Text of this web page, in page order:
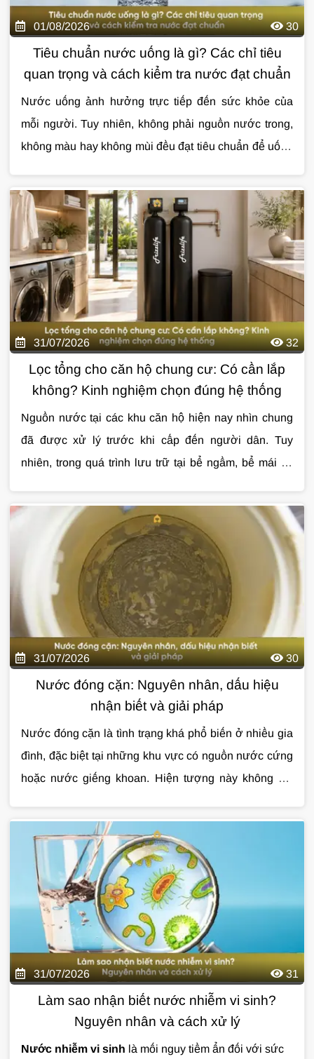
01/08/2026 30
Tiêu chuẩn nước uống là gì? Các chỉ tiêu
quan trọng và cách kiểm tra nước đạt chuẩn
Nước uống ảnh hưởng trực tiếp đến sức khỏe của
mỗi người. Tuy nhiên, không phải nguồn nước trong,
không màu hay không mùi đều đạt tiêu chuẩn để uống
giúp bạn đánh giá chất lượng nguồn nước và lựa
chọn giải pháp xử lý phù hợp.
nước uốngqua bài viết dưới đây.
31/07/2026 32
Lọc tổng cho căn hộ chung cư: Có cần lắp
không? Kinh nghiệm chọn đúng hệ thống
Nguồn nước tại các khu căn hộ hiện nay nhìn chung
đã được xử lý trước khi cấp đến người dân. Tuy
nhiên, trong quá trình lưu trữ tại bể ngầm, bể mái và
bị lẫn cặn, clo dư, mùi khó chịu hoặc kim loại từ
đường ống cũ. Đây là lý do ngày càng nhiều gia đình
quan tâm đếnlọc tổng cho căn hộ chung cưđể
nâng cao chất lượng nước sinh hoạt hàng ngày.
cho căn hộ chung cư, những lợi ích thực tế, cách
lựa chọn hệ thống phù hợp và các lưu ý quan trọng
trước khi lắp đặt qua bài viết dưới đây.
31/07/2026 30
Nước đóng cặn: Nguyên nhân, dấu hiệu
nhận biết và giải pháp
Nước đóng cặn là tình trạng khá phổ biến ở nhiều gia
đình, đặc biệt tại những khu vực có nguồn nước cứng
hoặc nước giếng khoan. Hiện tượng này không chỉ
thọ đường ống, bình nóng lạnh và chất lượng sinh
hoạt hằng ngày. Nếu không được xử lý đúng cách,
nước đóng cặn có thể khiến bạn tốn nhiều chi phí sửa
chữa về lâu dài. Cùng Giải Pháp Nước tìm hiểu chi tiết
qua bài viết dưới đây.
31/07/2026 31
Làm sao nhận biết nước nhiễm vi sinh?
Nguyên nhân và cách xử lý
Nước nhiễm vi sinh là mối nguy tiềm ẩn đối với sức